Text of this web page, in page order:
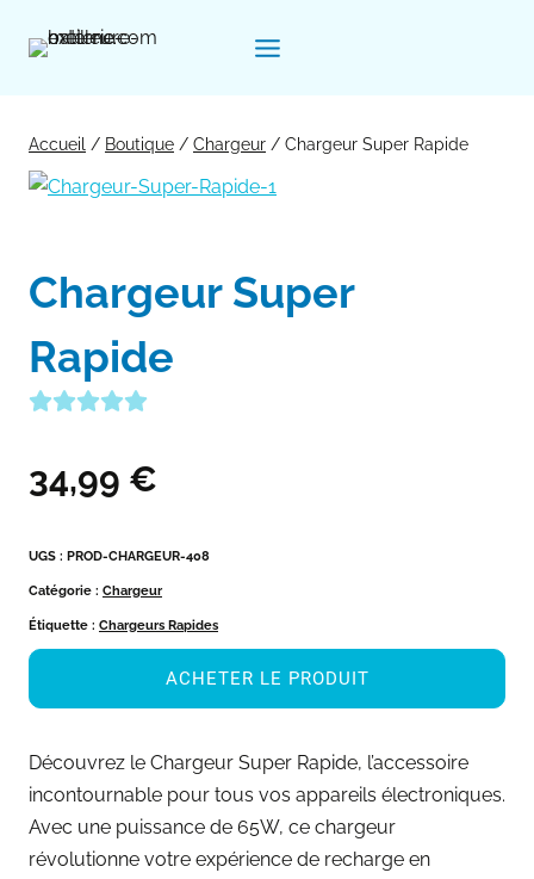
Accueil / Boutique / Chargeur / Chargeur Super Rapide
Chargeur Super
Rapide
34,99 €
UGS : PROD-CHARGEUR-408
Catégorie : Chargeur
Étiquette : Chargeurs Rapides
ACHETER LE PRODUIT
Découvrez le Chargeur Super Rapide, l’accessoire
incontournable pour tous vos appareils électroniques.
Avec une puissance de 65W, ce chargeur
révolutionne votre expérience de recharge en